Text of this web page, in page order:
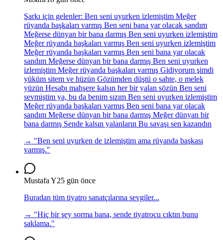
Şarkı için gelenler: Ben seni uyurken izlemiştim Meğer
rüyanda başkaları varmış Ben seni bana yar olacak sandım
Meğerse dünyan bir bana darmış Ben seni uyurken izlemiştim
Meğer rüyanda başkaları varmış Ben seni uyurken izlemiştim
Meğer rüyanda başkaları varmış Ben seni bana yar olacak
sandım Meğerse dünyan bir bana darmış Ben seni uyurken
izlemiştim Meğer rüyanda başkaları varmış Gidiyorum şimdi
yüküm sitem ve hüzün Gözümden düştü o sahte, o melek
yüzün Hesabı mahşere kalsın her bir yalan sözün Ben seni
sevmiştim ya, bu da benim sızım Ben seni uyurken izlemiştim
Meğer rüyanda başkaları varmış Ben seni bana yar olacak
sandım Meğerse dünyan bir bana darmış Meğer dünyan bir
bana darmış Sende kalsın yalanların Bu savaşı sen kazandın
→ "Ben seni uyurken de izlemiştim ama rüyanda başkası
varmış."
Mustafa Y25 gün önce
Buradan tüm tiyatro sanatçılarına sevgiler...
→ "Hiç bir şey sorma bana, sende tiyatrocu çıktın bunu
saklama."